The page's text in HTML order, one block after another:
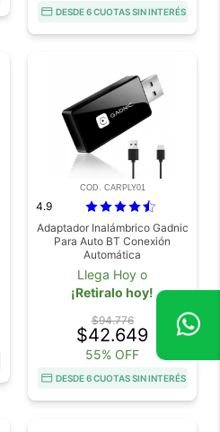
DESDE 6 CUOTAS SIN INTERÉS
COD. CARPLY01
4.9
Adaptador Inalámbrico Gadnic
Para Auto BT Conexión
Automática
Llega Hoy o
¡Retiralo hoy!
$94.776
$42.649
55% OFF
DESDE 6 CUOTAS SIN INTERÉS